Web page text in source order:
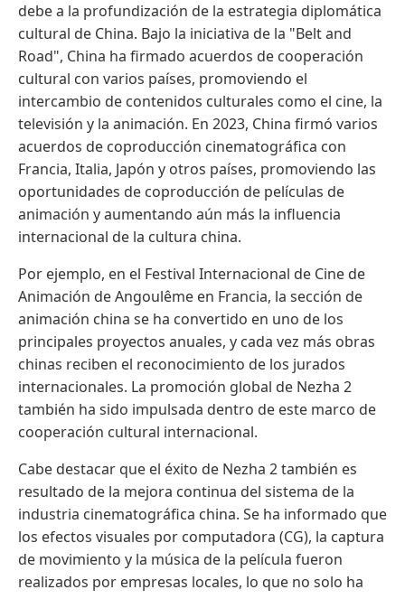
debe a la profundización de la estrategia diplomática
cultural de China. Bajo la iniciativa de la "Belt and
Road", China ha firmado acuerdos de cooperación
cultural con varios países, promoviendo el
intercambio de contenidos culturales como el cine, la
televisión y la animación. En 2023, China firmó varios
acuerdos de coproducción cinematográfica con
Francia, Italia, Japón y otros países, promoviendo las
oportunidades de coproducción de películas de
animación y aumentando aún más la influencia
internacional de la cultura china.
Por ejemplo, en el Festival Internacional de Cine de
Animación de Angoulême en Francia, la sección de
animación china se ha convertido en uno de los
principales proyectos anuales, y cada vez más obras
chinas reciben el reconocimiento de los jurados
internacionales. La promoción global de Nezha 2
también ha sido impulsada dentro de este marco de
cooperación cultural internacional.
Cabe destacar que el éxito de Nezha 2 también es
resultado de la mejora continua del sistema de la
industria cinematográfica china. Se ha informado que
los efectos visuales por computadora (CG), la captura
de movimiento y la música de la película fueron
realizados por empresas locales, lo que no solo ha